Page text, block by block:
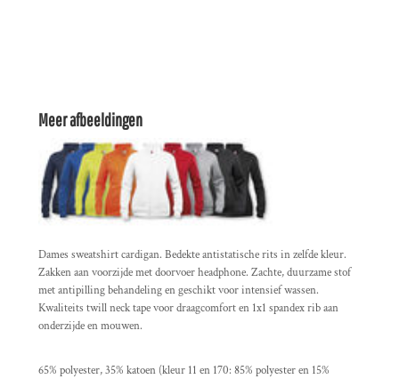
Meer afbeeldingen
Dames sweatshirt cardigan. Bedekte antistatische rits in zelfde kleur.
Zakken aan voorzijde met doorvoer headphone. Zachte, duurzame stof
met antipilling behandeling en geschikt voor intensief wassen.
Kwaliteits twill neck tape voor draagcomfort en 1x1 spandex rib aan
onderzijde en mouwen.
65% polyester, 35% katoen (kleur 11 en 170: 85% polyester en 15%